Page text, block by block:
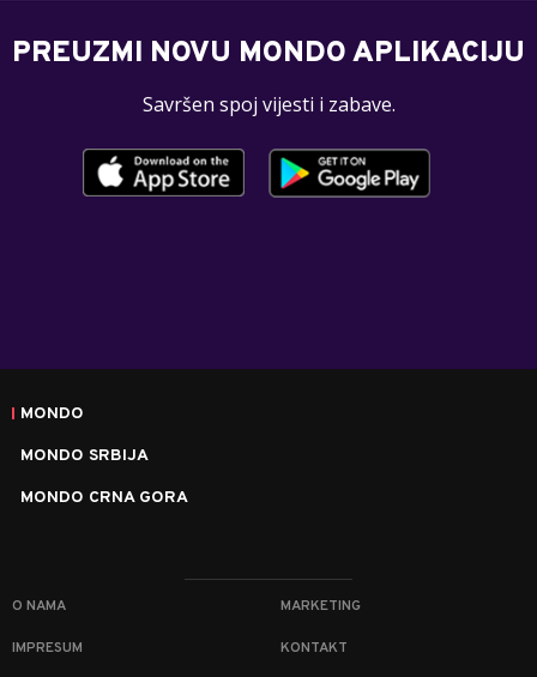
PREUZMI NOVU MONDO APLIKACIJU
Savršen spoj vijesti i zabave.
MONDO
MONDO SRBIJA
MONDO CRNA GORA
O NAMA MARKETING
IMPRESUM KONTAKT